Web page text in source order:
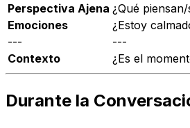
Perspectiva Ajena ¿Qué
Emociones
¿Estoy
---
---
Contexto
¿Es el
Durante la